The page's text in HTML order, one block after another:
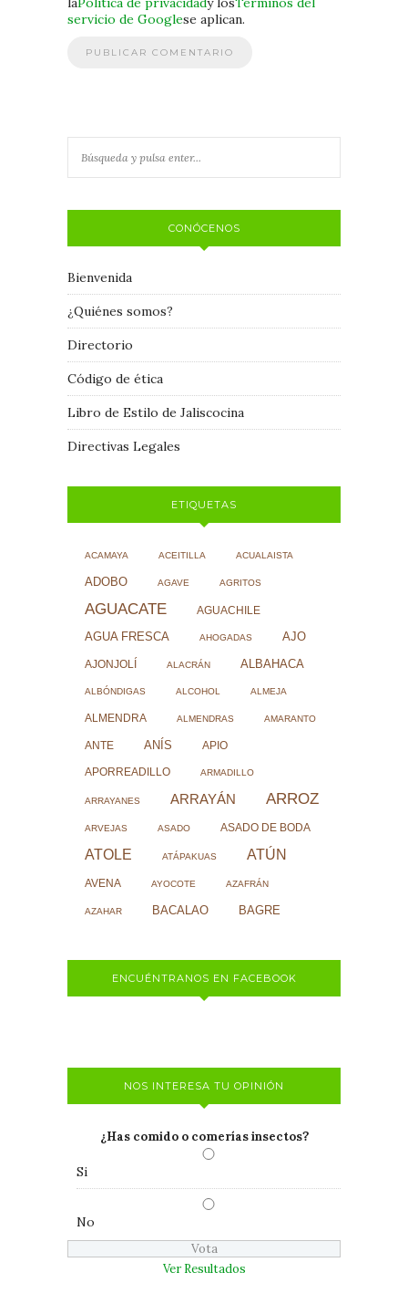
servicio de Googlese aplican.
CONÓCENOS
Bienvenida
¿Quiénes somos?
Directorio
Código de ética
Libro de Estilo de Jaliscocina
Directivas Legales
ETIQUETAS
ACAMAYA ACEITILLA ACUALAISTA
ADOBO AGAVE AGRITOS
AGUACATE AGUACHILE
AGUA FRESCA AHOGADAS AJO
AJONJOLÍ ALACRÁN ALBAHACA
ALBÓNDIGAS ALCOHOL ALMEJA
ALMENDRA ALMENDRAS AMARANTO
ANTE ANÍS APIO
APORREADILLO ARMADILLO
ARRAYANES ARRAYÁN ARROZ
ARVEJAS ASADO ASADO DE BODA
ATOLE ATÁPAKUAS ATÚN
AVENA AYOCOTE AZAFRÁN
AZAHAR BACALAO BAGRE
ENCUÉNTRANOS EN FACEBOOK
NOS INTERESA TU OPINIÓN
¿Has comido o comerías insectos?
Si
No
Ver Resultados